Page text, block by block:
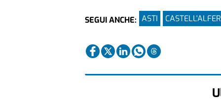
SEGUI ANCHE: ASTI